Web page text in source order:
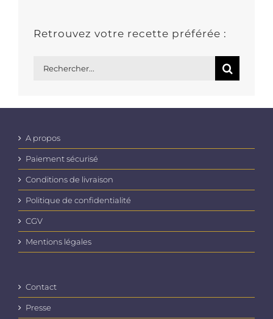
Retrouvez votre recette préférée :
A propos
Paiement sécurisé
Conditions de livraison
Politique de confidentialité
CGV
Mentions légales
Contact
Presse